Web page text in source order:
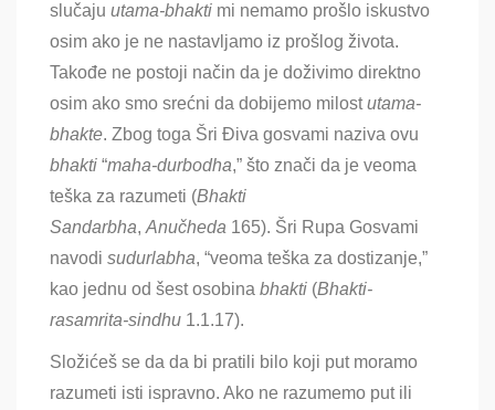
slučaju utama-bhakti mi nemamo prošlo iskustvo
osim ako je ne nastavljamo iz prošlog života.
Takođe ne postoji način da je doživimo direktno
osim ako smo srećni da dobijemo milost utama-
bhakte. Zbog toga Šri Điva gosvami naziva ovu
bhakti “maha-durbodha,” što znači da je veoma
teška za razumeti (Bhakti
Sandarbha, Anučheda 165). Šri Rupa Gosvami
navodi sudurlabha, “veoma teška za dostizanje,”
kao jednu od šest osobina bhakti (Bhakti-
rasamrita-sindhu 1.1.17).
Složićeš se da da bi pratili bilo koji put moramo
razumeti isti ispravno. Ako ne razumemo put ili